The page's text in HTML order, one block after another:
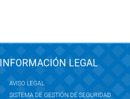
INFORMACIÓN LEGAL
AVISO LEGAL
SISTEMA DE GESTIÓN DE SEGURIDAD